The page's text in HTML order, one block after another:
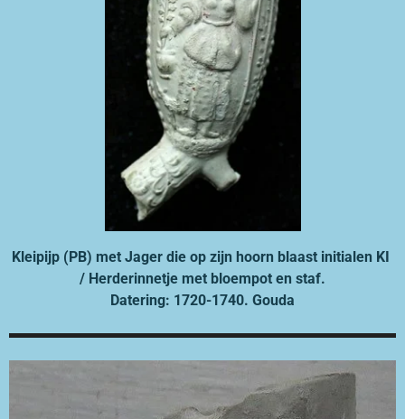
Kleipijp (PB) met Jager die op zijn hoorn blaast initialen KI
/ Herderinnetje met bloempot en staf.
Datering: 1720-1740. Gouda